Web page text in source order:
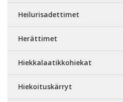
Heilurisadettimet
Herättimet
Hiekkalaatikkohiekat
Hiekoituskärryt